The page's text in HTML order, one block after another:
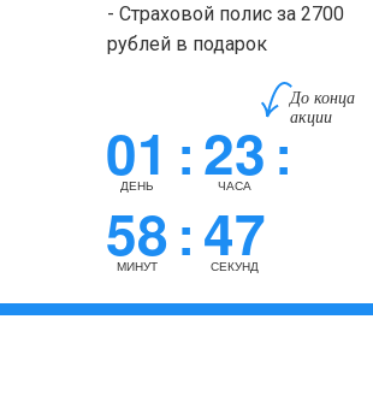
- Страховой полис за 2700
рублей в подарок
До конца
акции
01:
ДЕНЬ 23:
ЧАСА
58:
МИНУТ 46
СЕКУНД